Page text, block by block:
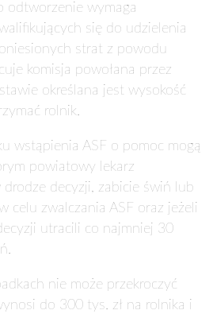
odtworzenie wymaga
się do udzielenia
strat z powodu
komisja powołana przez
określana jest wysokość
rolnik.
wstąpienia ASF o pomoc mogą
powiatowy lekarz
drodze decyzji, zabicie świń lub
celu zwalczania ASF oraz jeżeli
utracili co najmniej 30
nie może przekroczyć
do 300 tys. zł na rolnika i